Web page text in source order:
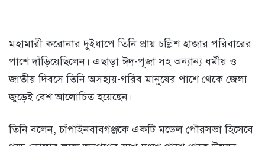
মহামারী করোনার দুইধাপে তিনি প্রায় চল্লিশ হাজার পরিবারের
পাশে দাঁড়িয়েছিলেন। এছাড়া ঈদ-পূজা সহ অন্যান্য ধর্মীয় ও
জাতীয় দিবসে তিনি অসহায়-গরিব মানুষের পাশে থেকে জেলা
জুড়েই বেশ আলোচিত হয়েছেন।
তিনি বলেন, চাঁপাইনবাবগঞ্জকে একটি মডেল পৌরসভা হিসেবে